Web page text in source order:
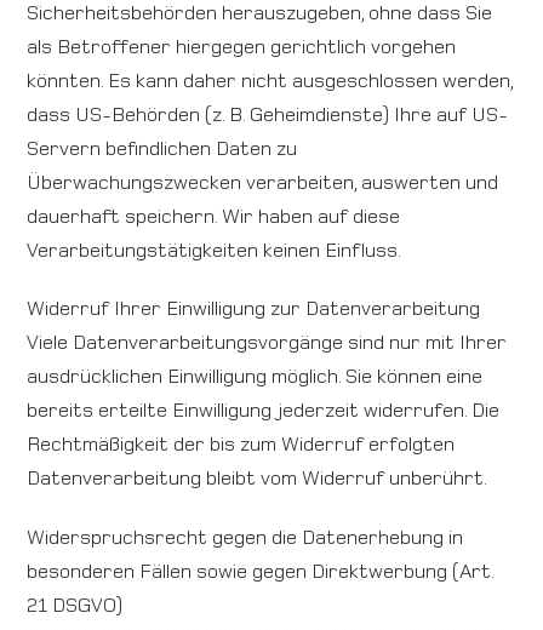
Sicherheitsbehörden herauszugeben, ohne dass Sie
als Betroffener hiergegen gerichtlich vorgehen
könnten. Es kann daher nicht ausgeschlossen werden,
dass US-Behörden (z. B. Geheimdienste) Ihre auf US-
Servern befindlichen Daten zu
Überwachungszwecken verarbeiten, auswerten und
dauerhaft speichern. Wir haben auf diese
Verarbeitungstätigkeiten keinen Einfluss.
Widerruf Ihrer Einwilligung zur Datenverarbeitung
Viele Datenverarbeitungsvorgänge sind nur mit Ihrer
ausdrücklichen Einwilligung möglich. Sie können eine
bereits erteilte Einwilligung jederzeit widerrufen. Die
Rechtmäßigkeit der bis zum Widerruf erfolgten
Datenverarbeitung bleibt vom Widerruf unberührt.
Widerspruchsrecht gegen die Datenerhebung in
besonderen Fällen sowie gegen Direktwerbung (Art.
21 DSGVO)